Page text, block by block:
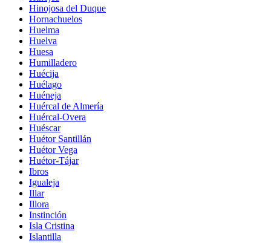
Hinojosa del Duque
Hornachuelos
Huelma
Huelva
Huesa
Humilladero
Huécija
Huélago
Huéneja
Huércal de Almería
Huércal-Overa
Huéscar
Huétor Santillán
Huétor Vega
Huétor-Tájar
Ibros
Igualeja
Illar
Illora
Instinción
Isla Cristina
Islantilla